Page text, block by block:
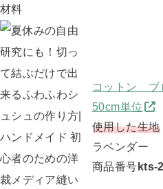
コットン
50cm単位
使用した生地
ラベンダー
商品番号kts-